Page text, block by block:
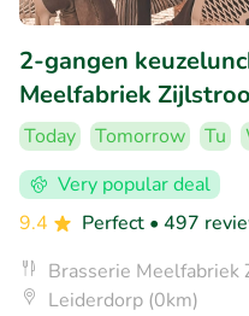
2-gangen
Meelfabriek
Today Tomorrow Tu
Very popular deal
9.4
Perfect • 497
Brasserie Meelfabriek
Leiderdorp (0km)